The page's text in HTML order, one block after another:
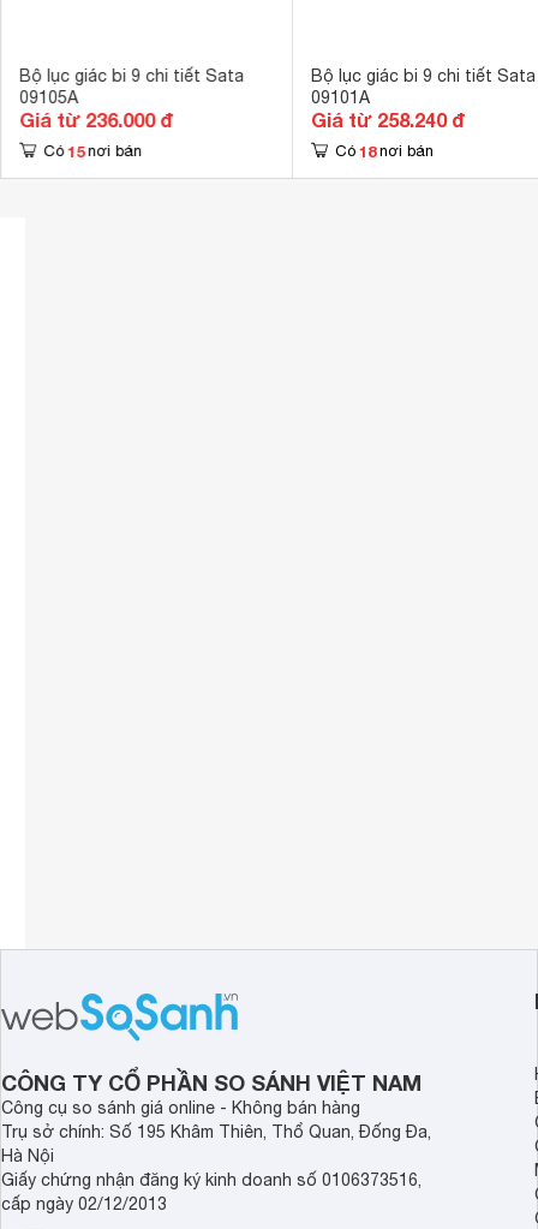
Bộ lục giác bi 9 chi tiết Sata
09105A
Giá từ 236.000 đ
Có 15 nơi bán
Bộ lục giác bi 9 chi tiết Sata
09101A
Giá từ 258.240 đ
Có 18 nơi bán
CÔNG TY CỔ PHẦN SO SÁNH VIỆT NAM
Công cụ so sánh giá online - Không bán hàng
Trụ sở chính: Số 195 Khâm Thiên, Thổ Quan, Đống Đa,
Hà Nội
Giấy chứng nhận đăng ký kinh doanh số 0106373516,
cấp ngày 02/12/2013